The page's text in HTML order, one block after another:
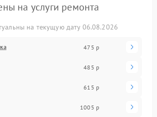
на услуги ремонта
на текущую дату 06.08.2026
475 р
485 р
615 р
1005 р